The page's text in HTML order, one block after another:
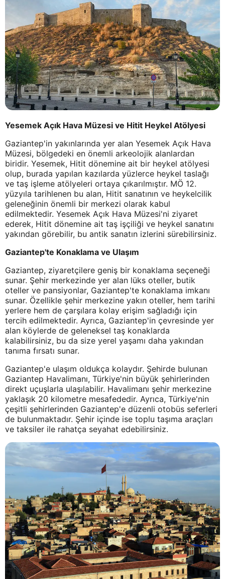
Yesemek Açık Hava Müzesi ve Hitit Heykel Atölyesi
Gaziantep'in yakınlarında yer alan Yesemek Açık Hava
Müzesi, bölgedeki en önemli arkeolojik alanlardan
biridir. Yesemek, Hitit dönemine ait bir heykel atölyesi
olup, burada yapılan kazılarda yüzlerce heykel taslağı
ve taş işleme atölyeleri ortaya çıkarılmıştır. MÖ 12.
yüzyıla tarihlenen bu alan, Hitit sanatının ve heykelcilik
geleneğinin önemli bir merkezi olarak kabul
edilmektedir. Yesemek Açık Hava Müzesi'ni ziyaret
ederek, Hitit dönemine ait taş işçiliği ve heykel sanatını
yakından görebilir, bu antik sanatın izlerini sürebilirsiniz.
Gaziantep'te Konaklama ve Ulaşım
Gaziantep, ziyaretçilere geniş bir konaklama seçeneği
sunar. Şehir merkezinde yer alan lüks oteller, butik
oteller ve pansiyonlar, Gaziantep'te konaklama imkanı
sunar. Özellikle şehir merkezine yakın oteller, hem tarihi
yerlere hem de çarşılara kolay erişim sağladığı için
tercih edilmektedir. Ayrıca, Gaziantep'in çevresinde yer
alan köylerde de geleneksel taş konaklarda
kalabilirsiniz, bu da size yerel yaşamı daha yakından
tanıma fırsatı sunar.
Gaziantep'e ulaşım oldukça kolaydır. Şehirde bulunan
Gaziantep Havalimanı, Türkiye'nin büyük şehirlerinden
direkt uçuşlarla ulaşılabilir. Havalimanı şehir merkezine
yaklaşık 20 kilometre mesafededir. Ayrıca, Türkiye'nin
çeşitli şehirlerinden Gaziantep'e düzenli otobüs seferleri
de bulunmaktadır. Şehir içinde ise toplu taşıma araçları
ve taksiler ile rahatça seyahat edebilirsiniz.